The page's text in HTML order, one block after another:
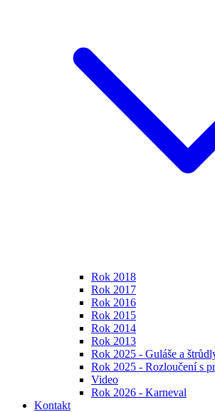
Rok 2018
Rok 2017
Rok 2016
Rok 2015
Rok 2014
Rok 2013
Rok 2025 - Guláše a
Rok 2025 - Rozloučení s
Video
Rok 2026 - Karneval
Kontakt